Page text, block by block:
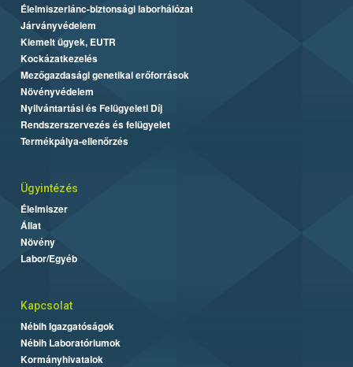
Élelmiszerlánc-biztonsági laborhálózat
Járványvédelem
Kiemelt ügyek, EUTR
Kockázatkezelés
Mezőgazdasági genetikai erőforrások
Növényvédelem
Nyilvántartási és Felügyeleti Díj
Rendszerszervezés és felügyelet
Termékpálya-ellenőrzés
Ügyintézés
Élelmiszer
Állat
Növény
Labor/Egyéb
Kapcsolat
Nébih Igazgatóságok
Nébih Laboratóriumok
Kormányhivatalok